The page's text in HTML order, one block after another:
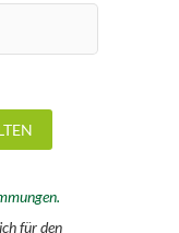
für den